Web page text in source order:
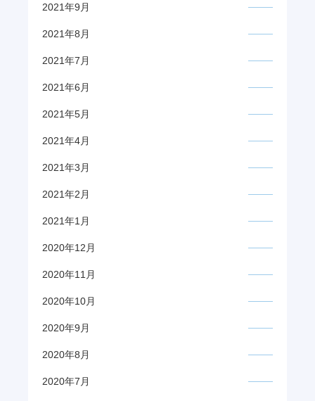
2021年9月
2021年8月
2021年7月
2021年6月
2021年5月
2021年4月
2021年3月
2021年2月
2021年1月
2020年12月
2020年11月
2020年10月
2020年9月
2020年8月
2020年7月